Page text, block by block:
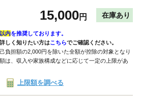
15,000円 在庫あり
内を推奨しております。
しく知りたい方はこちらでご確認ください。
負担額の2,000円を除いた全額が控除の対象となり
は、収入や家族構成などに応じて一定の上限があ
上限額を調べる